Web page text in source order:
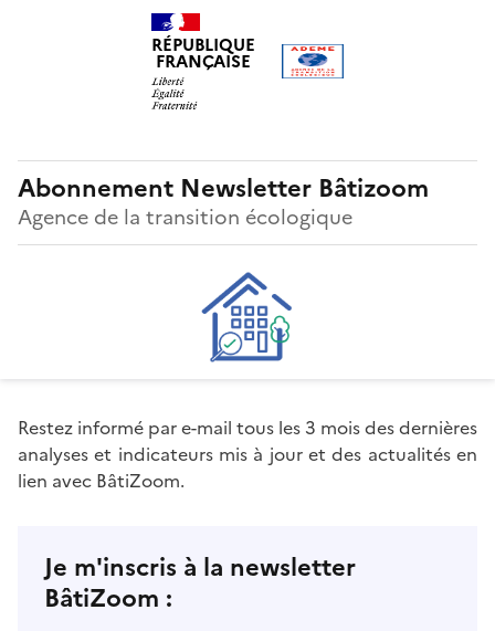
RÉPUBLIQUE
FRANÇAISE
Abonnement Newsletter Bâtizoom
Agence de la transition écologique
Restez informé par e-mail tous les 3 mois des dernières
analyses et indicateurs mis à jour et des actualités en
lien avec BâtiZoom.
Je m'inscris à la newsletter
BâtiZoom :
Gestion des cookies